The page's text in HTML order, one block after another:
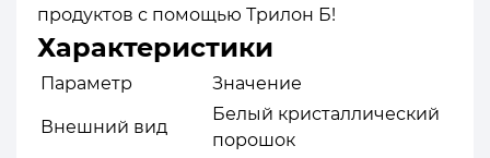
продуктов с помощью Трилон Б!
Характеристики
Параметр Значение
Внешний вид
Белый кристаллический
порошок